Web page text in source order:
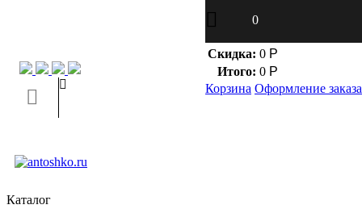
Контакт через мессенджеры:
0
Скидка: 0 Р
Итого: 0 Р
Корзина Оформление заказа
Каталог